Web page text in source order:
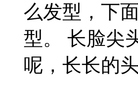
么发型，下
型。 长脸尖
呢，长长的